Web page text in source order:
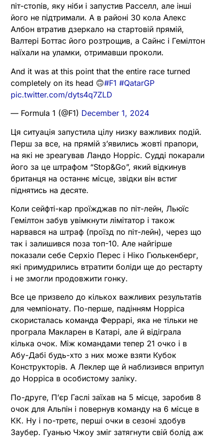
піт-стопів, яку ніби і запустив Расселл, але інші
його не підтримали. А в районі 30 кола Алекс
Албон втратив дзеркало на стартовій прямій,
Валтері Боттас його розтрощив, а Сайнс і Гемілтон
наїхали на уламки, отримавши проколи.
And it was at this point that the entire race turned
completely on its head 🙃#F1 #QatarGP
pic.twitter.com/dyts4q7ZLD
— Formula 1 (@F1) December 1, 2024
Ця ситуація запустила цілу низку важливих подій.
Перш за все, на прямій зʼявились жовті прапори,
на які не зреагував Ландо Норріс. Судді покарали
його за це штрафом “Stop&Go”, який відкинув
британця на останнє місце, звідки він встиг
піднятись на десяте.
Коли сейфті-кар проїжджав по піт-лейн, Льюїс
Гемілтон забув увімкнути лімітатор і також
нарвався на штраф (проїзд по піт-лейн), через що
так і залишився поза топ-10. Але найгірше
показали себе Серхіо Перес і Ніко Гюлькенберг,
які примудрились втратити боліди ще до рестарту
і не змогли продовжити гонку.
Все це призвело до кількох важливих результатів
для чемпіонату. По-перше, падінням Норріса
скористалась команда Феррарі, яка не тільки не
програла Макларен в Катарі, але й відіграла
кілька очок. Між командами тепер 21 очко і в
Абу-Дабі будь-хто з них може взяти Кубок
Конструкторів. А Леклер ще й наблизився впритул
до Норріса в особистому заліку.
По-друге, Пʼєр Гаслі заїхав на 5 місце, заробив 8
очок для Альпін і повернув команду на 6 місце в
КК. Ну і по-третє, перші очки в сезоні здобув
Заубер. Гуанью Чжоу зміг затягнути свій болід аж